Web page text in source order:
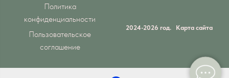
Политика
конфиденциальности
Пользовательское
соглашение
2024-2026 год. Карта сайта